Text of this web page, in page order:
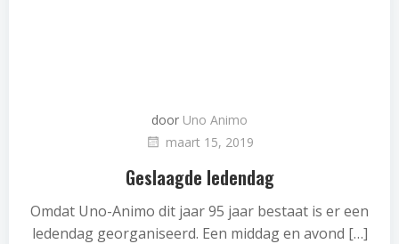
door Uno Animo
maart 15, 2019
Geslaagde ledendag
Omdat Uno-Animo dit jaar 95 jaar bestaat is er een
ledendag georganiseerd. Een middag en avond […]